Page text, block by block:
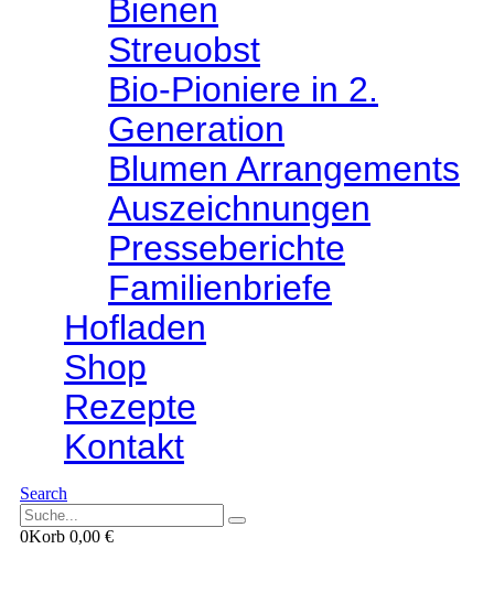
Bienen
Streuobst
Bio-Pioniere in 2.
Generation
Blumen Arrangements
Auszeichnungen
Presseberichte
Familienbriefe
Hofladen
Shop
Rezepte
Kontakt
Search
0Korb 0,00 €